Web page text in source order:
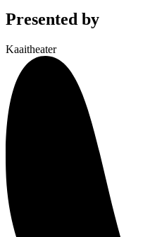
Presented by
Kaaitheater